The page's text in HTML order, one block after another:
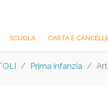
SCUOLA CARTA E
Prima infanzia